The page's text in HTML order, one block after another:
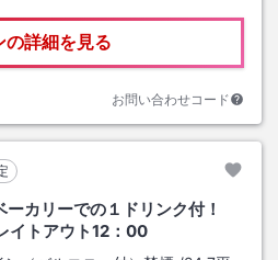
の詳細を見る
お問い合わせコード
ーカリーでの１ドリンク付！
イトアウト12：00